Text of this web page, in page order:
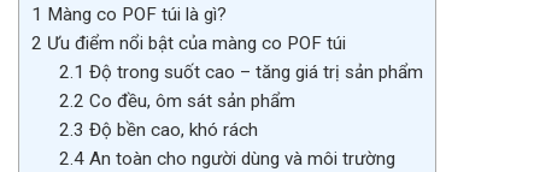
1 Màng co POF túi là gì?
2 Ưu điểm nổi bật của màng co POF túi
2.1 Độ trong suốt cao – tăng giá trị sản phẩm
2.2 Co đều, ôm sát sản phẩm
2.3 Độ bền cao, khó rách
2.4An toàn cho người dùng và môi trường